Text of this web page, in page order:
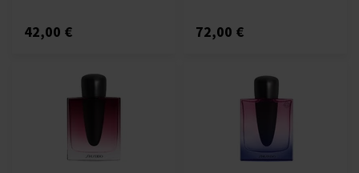
42,00 € 72,00 €